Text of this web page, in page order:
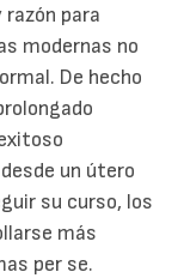
para
modernas no
De hecho
un útero
su curso, los
más
per se.